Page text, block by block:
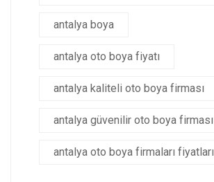
antalya boya
antalya oto boya fiyatı
antalya kaliteli oto boya firması
antalya güvenilir oto boya firması
antalya oto boya firmaları fiyatları